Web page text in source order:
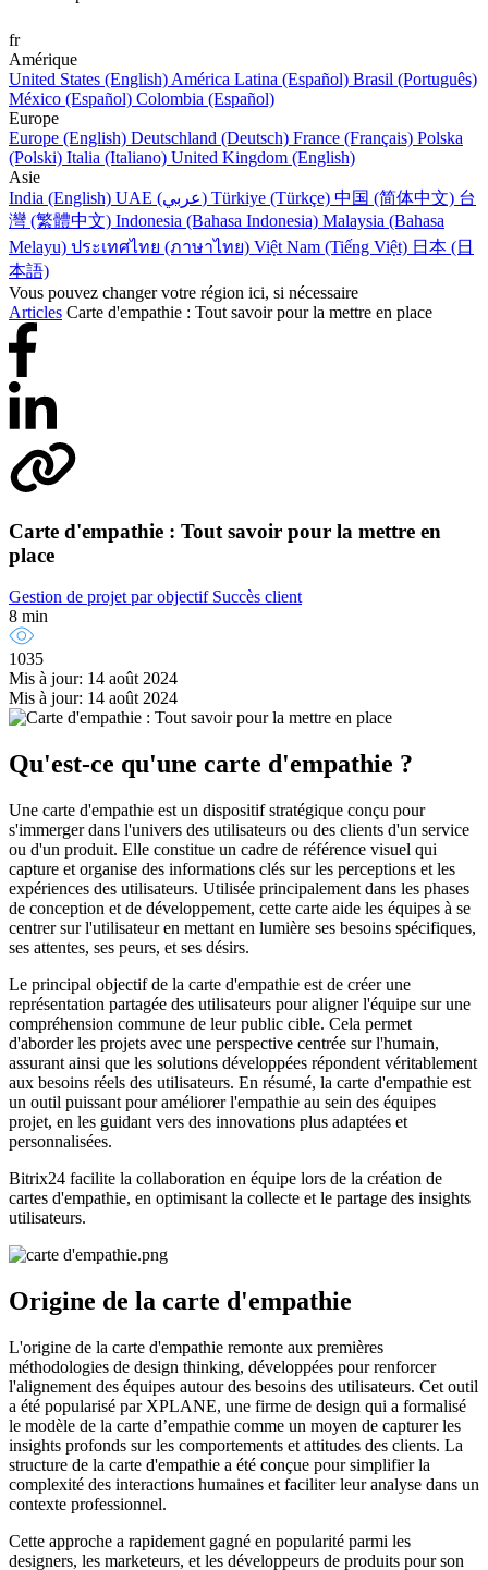
fr
Amérique
United States (English) América Latina (Español) Brasil (Português)
México (Español) Colombia (Español)
Europe
Europe (English) Deutschland (Deutsch) France (Français) Polska
(Polski) Italia (Italiano) United Kingdom (English)
Asie
India (English)
UAE (عربي) Türkiye (Türkçe) 中国 (简体中文) 台
灣 (繁體中文) Indonesia (Bahasa Indonesia) Malaysia (Bahasa
Melayu) ประเทศไทย (ภาษาไทย) Việt Nam (Tiếng Việt) 日本 (日
本語)
Vous pouvez changer votre région ici, si nécessaire
Articles Carte d'empathie : Tout savoir pour la mettre en place
Carte d'empathie : Tout savoir pour la mettre en
place
Gestion de projet par objectif Succès client
8 min
1035
Mis à jour: 14 août 2024
Mis à jour: 14 août 2024
Qu'est-ce qu'une carte d'empathie ?
Une carte d'empathie est un dispositif stratégique conçu pour
s'immerger dans l'univers des utilisateurs ou des clients d'un service
ou d'un produit. Elle constitue un cadre de référence visuel qui
capture et organise des informations clés sur les perceptions et les
expériences des utilisateurs. Utilisée principalement dans les phases
de conception et de développement, cette carte aide les équipes à se
centrer sur l'utilisateur en mettant en lumière ses besoins spécifiques,
ses attentes, ses peurs, et ses désirs.
Le principal objectif de la carte d'empathie est de créer une
représentation partagée des utilisateurs pour aligner l'équipe sur une
compréhension commune de leur public cible. Cela permet
d'aborder les projets avec une perspective centrée sur l'humain,
assurant ainsi que les solutions développées répondent véritablement
aux besoins réels des utilisateurs. En résumé, la carte d'empathie est
un outil puissant pour améliorer l'empathie au sein des équipes
projet, en les guidant vers des innovations plus adaptées et
personnalisées.
Bitrix24 facilite la collaboration en équipe lors de la création de
cartes d'empathie, en optimisant la collecte et le partage des insights
utilisateurs.
Origine de la carte d'empathie
L'origine de la carte d'empathie remonte aux premières
méthodologies de design thinking, développées pour renforcer
l'alignement des équipes autour des besoins des utilisateurs. Cet outil
a été popularisé par XPLANE, une firme de design qui a formalisé
le modèle de la carte d’empathie comme un moyen de capturer les
insights profonds sur les comportements et attitudes des clients. La
structure de la carte d'empathie a été conçue pour simplifier la
complexité des interactions humaines et faciliter leur analyse dans un
contexte professionnel.
Cette approche a rapidement gagné en popularité parmi les
designers, les marketeurs, et les développeurs de produits pour son